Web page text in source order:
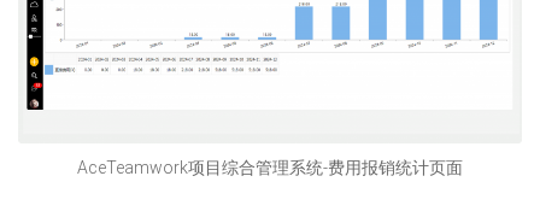
AceTeamwork项目综合管理系统-费用报销统计页面